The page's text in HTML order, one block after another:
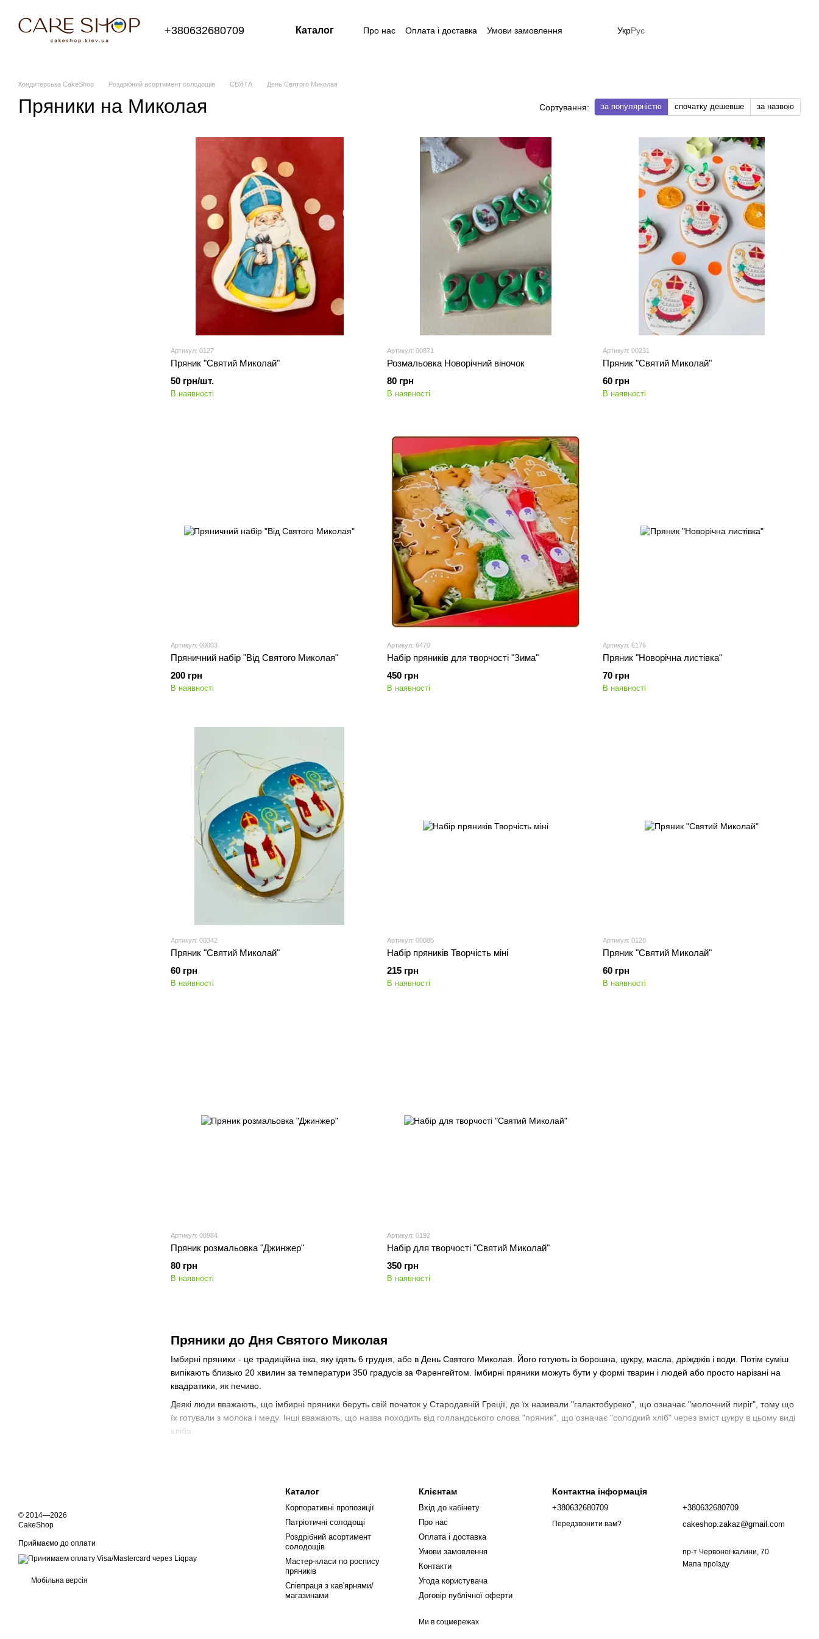
+380632680709 Каталог Про нас Оплата і доставка
Умови замовлення
УкрРус
Кондитерська CakeShop Роздрібний асортимент солодощів СВЯТА День Святого Миколая
Пряники на Миколая Сортування: за популярністю спочатку дешевше за назвою
Пряники до Дня Святого Миколая
Імбирні пряники - це традиційна їжа, яку їдять 6 грудня, або в День Святого Миколая. Його готують із борошна, цукру, масла, дріжджів і води. Потім суміш
випікають близько 20 хвилин за температури 350 градусів за Фаренгейтом. Імбирні пряники можуть бути у формі тварин і людей або просто нарізані на
квадратики, як печиво.
Деякі люди вважають, що імбирні пряники беруть свій початок у Стародавній Греції, де їх називали "галактобуреко", що означає "молочний пиріг", тому що
їх готували з молока і меду. Інші вважають, що назва походить від голландського слова "пряник", що означає "солодкий хліб" через вміст цукру в цьому виді
хліба.
День Святого Миколая, також відомий як День Святого Миколая або День Святого Миколая, відзначається 6 грудня кожного року. Це день Святого Миколая,
Святий Миколай був грецьким єпископом у Малій Азії в четвертому столітті нашої ери. Він народився в Патарі, Лікія, у 270 році нашої ери і став єпископом
Міри. Він прославився своєю щедрістю до дітей і моряків, яким погрожували пірати, бо вночі він кидав монети в їхні вікна, щоб вони могли купити їжу для
На замовлення
Артикул: 0127
Пряник "Святий Миколай"
50 грн/шт.
В наявності
Артикул: 00871
Розмальовка Новорічний віночок
80 грн
В наявності
Артикул: 00231
Пряник "Святий Миколай"
60 грн
В наявності
Артикул: 00003
Пряничний набір "Від Святого Миколая"
200 грн
В наявності
Артикул: 6470
Набір пряників для творчості "Зима"
450 грн
В наявності
Артикул: 6176
Пряник "Новорічна листівка"
70 грн
В наявності
Артикул: 00342
Пряник "Святий Миколай"
60 грн
В наявності
Артикул: 00085
Набір пряників Творчість міні
215 грн
В наявності
Артикул: 0128
Пряник "Святий Миколай"
60 грн
В наявності
Артикул: 00984
Пряник розмальовка "Джинжер"
80 грн
В наявності
Артикул: 0192
Набір для творчості "Святий Миколай"
350 грн
В наявності
© 2014—2026
CakeShop
Приймаємо до оплати
Мобільна версія
Каталог
Корпоративні пропозиції
Патріотичні солодощі
Роздрібний асортимент
солодощів
Мастер-класи по роспису
пряників
Співпраця з кав'ярнями/
магазинами
Клієнтам
Вхід до кабінету
Про нас
Оплата і доставка
Умови замовлення
Контакти
Угода користувача
Договір публічної оферти
Ми в соцмережах
Контактна інформація
+380632680709
Передзвонити вам?
+380632680709
cakeshop.zakaz@gmail.com
пр-т Червоної калини, 70
Мапа проїзду